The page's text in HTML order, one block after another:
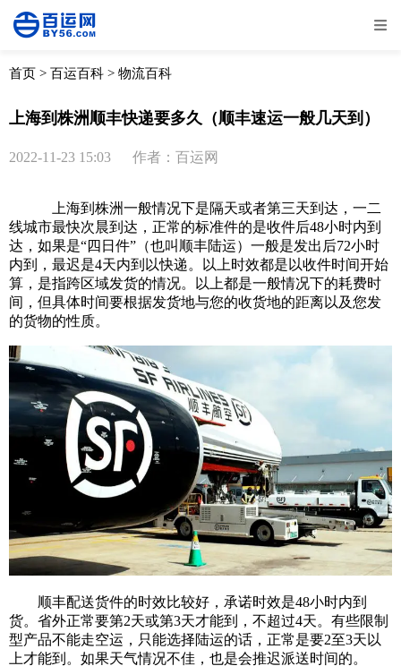
全部 物流资讯
取消
首页 > 百运百科 > 物流百科
上海到株洲顺丰快递要多久（顺丰速运一般几天到）
2022-11-23 15:03 作者：百运网
上海到株洲一般情况下是隔天或者第三天到达，一二
线城市最快次晨到达，正常的标准件的是收件后48小时内到
达，如果是“四日件”（也叫顺丰陆运）一般是发出后72小时
内到，最迟是4天内到以快递。以上时效都是以收件时间开始
算，是指跨区域发货的情况。以上都是一般情况下的耗费时
间，但具体时间要根据发货地与您的收货地的距离以及您发
的货物的性质。
顺丰配送货件的时效比较好，承诺时效是48小时内到
货。省外正常要第2天或第3天才能到，不超过4天。有些限制
型产品不能走空运，只能选择陆运的话，正常是要2至3天以
上才能到。如果天气情况不佳，也是会推迟派送时间的。